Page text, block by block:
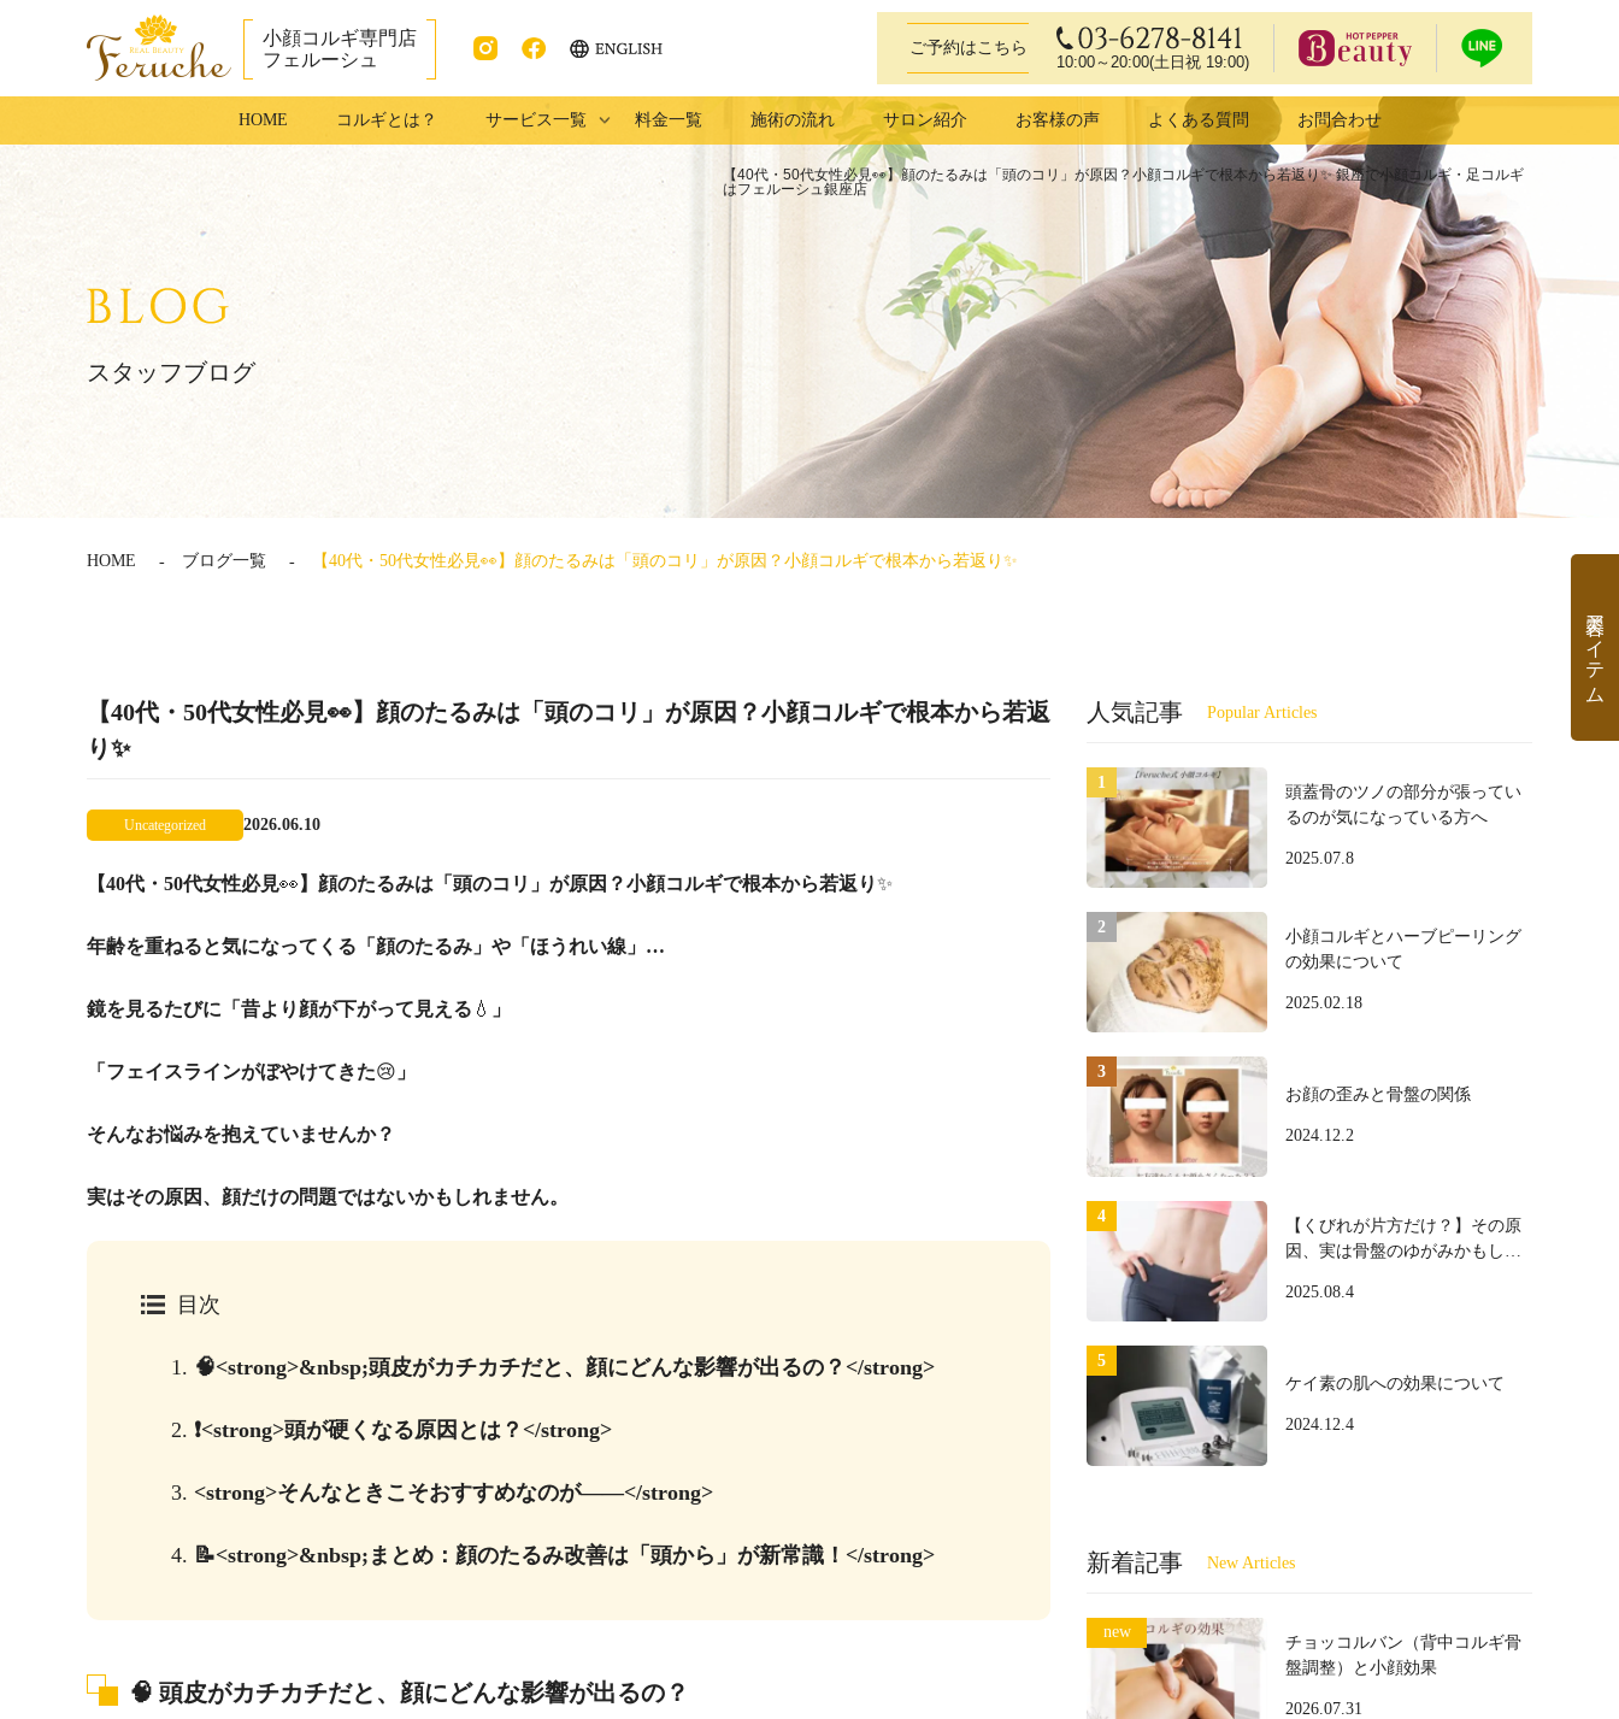
【40代・50代女性必見👀】顔のたるみは「頭のコリ」が原因？小顔コルギで根本から若返り✨ 銀座で小顔コルギ・足コルギ
はフェルーシュ銀座店
銀座で小顔コル
小顔コルギ専門店
フェルーシュ
ram
ook
ご予約はこちら
03-6278-8141
10:00～20:00(土日祝 19:00)
ホットペッ
パービュー
ティーで予
約
LIN
予約
HOME コルギとは？ サービス一覧 料金一覧 施術の流れ サロン紹介 お客様の声 よくある質問 お問合わせ
スタッフブログ
HOME ブログ一覧 【40代・50代女性必見👀】顔のたるみは「頭のコリ」が原因？小顔コルギで根本から若返り✨
【40代・50代女性必見👀】顔のたるみは「頭のコリ」が原因？小顔コルギで根本から若返
り✨
Uncategorized 2026.06.10
【40代・50代女性必見👀 】顔のたるみは「頭のコリ」が原因？小顔コルギで根本から若返り✨
年齢を重ねると気になってくる「顔のたるみ」や「ほうれい線」…
鏡を見るたびに「昔より顔が下がって見える 💧 」
「フェイスラインがぼやけてきた😢 」
そんなお悩みを抱えていませんか？
実はその原因、顔だけの問題ではないかもしれません。
目次
1. 🧠<strong>&nbsp;頭皮がカチカチだと、顔にどんな影響が出るの？</strong>
2. ❗<strong>頭が硬くなる原因とは？</strong>
3. <strong>そんなときこそおすすめなのが――</strong>
4. 📝<strong>&nbsp;まとめ：顔のたるみ改善は「頭から」が新常識！</strong>
🧠 頭皮がカチカチだと、顔にどんな影響が出るの？
人気記事
頭蓋骨のツノの部分が張ってい
るのが気になっている方へ
2025.07.8
小顔コルギとハーブピーリング
の効果について
2025.02.18
お顔の歪みと骨盤の関係
2024.12.2
【くびれが片方だけ？】その原
因、実は骨盤のゆがみかもしれ
2025.08.4
ケイ素の肌への効果について
2024.12.4
新着記事
チョッコルバン（背中コルギ骨
盤調整）と小顔効果
2026.07.31
美容アイテム